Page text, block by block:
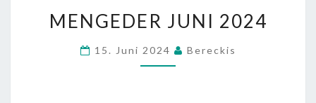
JUNI
2024
MENGEDER JUNI 2024
15. Juni 2024 Bereckis